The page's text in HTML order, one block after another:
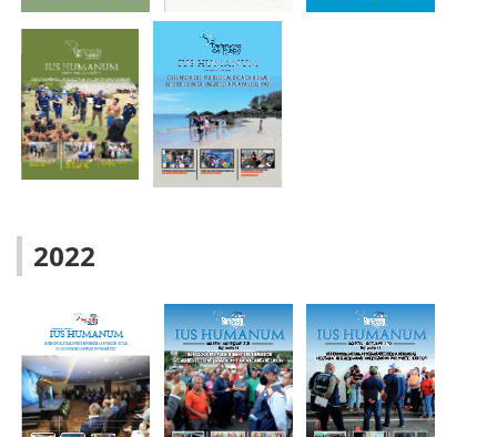
BOLETÍN
DIGITAL -
JUNIO 2023
BOLETÍN
DIGITAL -
MAYO 2023
FEBRERO /
MARZO 2023
BOLETÍN
DIGITAL -
ENERO 2023
2022